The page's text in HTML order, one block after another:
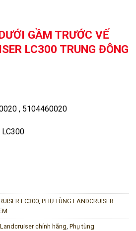
GẦM TRƯỚC VẾ
LC300 TRUNG ĐÔNG
, 5104460020
LC300, PHỤ TÙNG LANDCRUISER
chính hãng, Phụ tùng